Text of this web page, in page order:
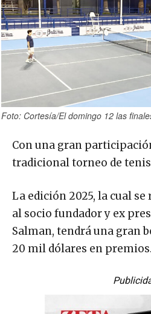
Foto: Cortesía/El domingo 12 las
Con una gran
tradicional torneo de
La edición 2025, la cual
al socio fundador y ex
Salman, tendrá una gran
20 mil dólares en premios.